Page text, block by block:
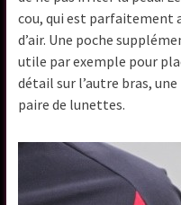
cou, qui est parfaitement
d’air. Une poche
utile par exemple pour
détail sur l’autre bras,
paire de lunettes.